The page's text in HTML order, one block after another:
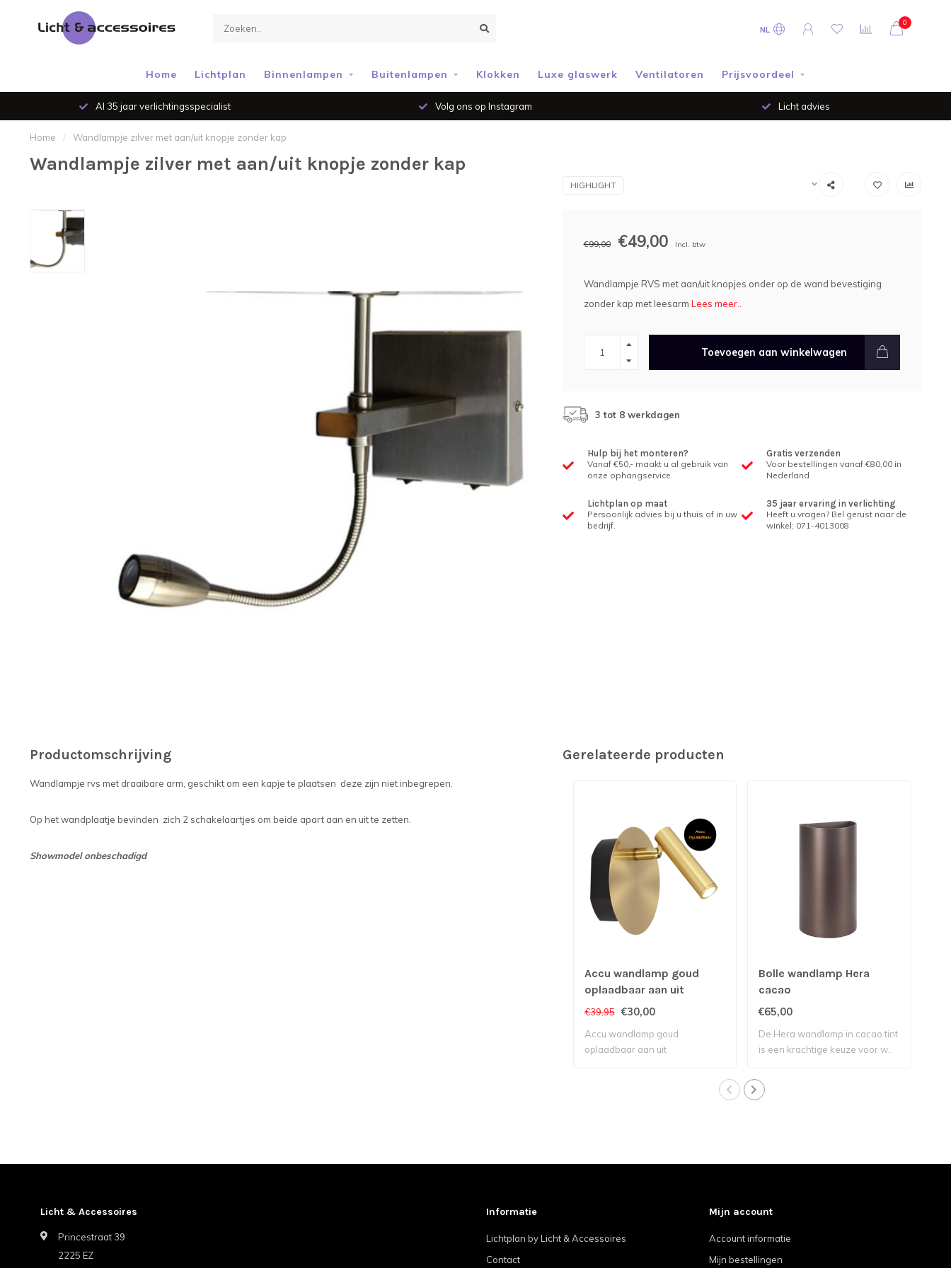
NL
0
Home Lichtplan Binnenlampen Buitenlampen Klokken Luxe glaswerk Ventilatoren Prijsvoordeel
Al 35 jaar verlichtingsspecialist Volg ons op Instagram Licht advies
Home / Wandlampje zilver met aan/uit knopje zonder kap
Wandlampje zilver met aan/uit knopje zonder kap
HIGHLIGHT
€99,00 €49,00 Incl. btw
Wandlampje RVS met aan/uit knopjes onder op de wand bevestiging
zonder kap met leesarm Lees meer..
Toevoegen aan winkelwagen
3 tot 8 werkdagen
Hulp bij het monteren?
Vanaf €50,- maakt u al gebruik van
onze ophangservice.
Gratis verzenden
Voor bestellingen vanaf €80,00 in
Nederland
Lichtplan op maat
Persoonlijk advies bij u thuis of in uw
bedrijf.
35 jaar ervaring in verlichting
Heeft u vragen? Bel gerust naar de
winkel; 071-4013008
Productomschrijving
Wandlampje rvs met draaibare arm, geschikt om een kapje te plaatsen deze zijn niet inbegrepen.
Op het wandplaatje bevinden zich 2 schakelaartjes om beide apart aan en uit te zetten.
Showmodel onbeschadigd
Gerelateerde producten
Accu wandlamp goud
oplaadbaar aan uit
€39,95 €30,00
Accu wandlamp goud
oplaadbaar aan uit
Bolle wandlamp Hera
cacao
€65,00
De Hera wandlamp in cacao tint
is een krachtige keuze voor w..
Licht & Accessoires
Princestraat 39
2225 EZ
Informatie
Lichtplan by Licht & Accessoires
Contact
Mijn account
Account informatie
Mijn bestellingen